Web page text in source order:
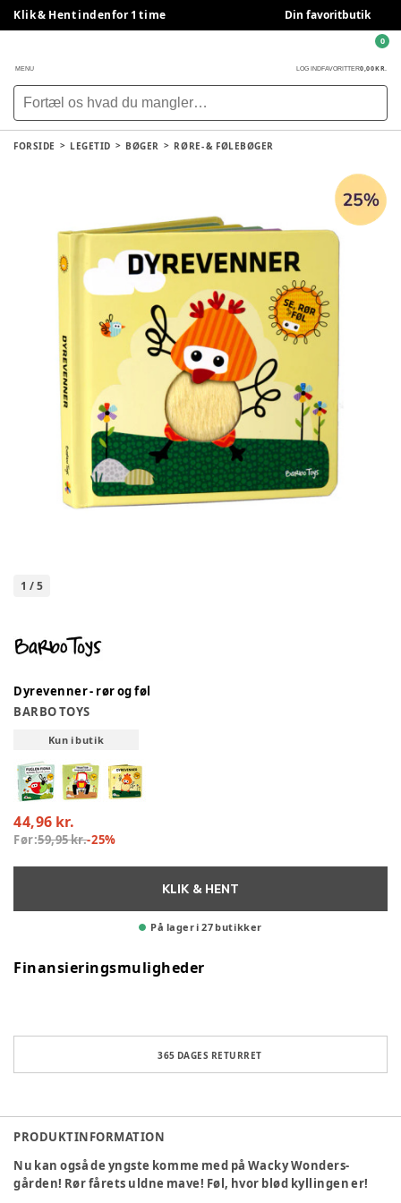
Klik & Hent indenfor 1 time Din favoritbutik
MENU LOG INDFAVORITTER0,00 KR.
0
FORSIDE LEGETID BØGER RØRE- & FØLEBØGER
1 /5
Dyrevenner - rør og føl
BARBO TOYS
Kun i butik
44,96 kr.
Før:59,95 kr.-25%
KLIK & HENT
På lager i 27 butikker
Finansieringsmuligheder
365 DAGES RETURRET
PRODUKTINFORMATION
Nu kan også de yngste komme med på Wacky Wonders-
gården! Rør fårets uldne mave! Føl, hvor blød kyllingen er!